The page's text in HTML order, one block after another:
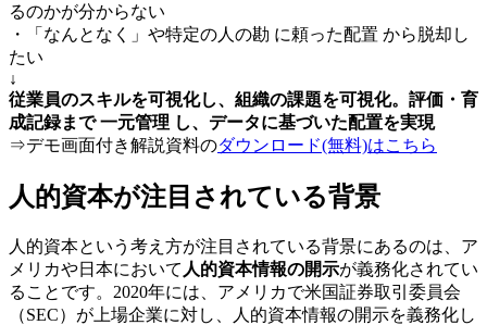
るのかが分からない
・「なんとなく」や特定の人の勘 に頼った配置 から脱却し
たい
↓
従業員のスキルを可視化し、組織の課題を可視化。評価・育
成記録まで 一元管理 し、データに基づいた配置を実現
⇒デモ画面付き解説資料のダウンロード(無料)はこちら
人的資本が注目されている背景
人的資本という考え方が注目されている背景にあるのは、ア
メリカや日本において 人的資本情報の開示が義務化されてい
ることです。2020年には、アメリカで米国証券取引委員会
（SEC）が上場企業に対し、人的資本情報の開示を義務化し